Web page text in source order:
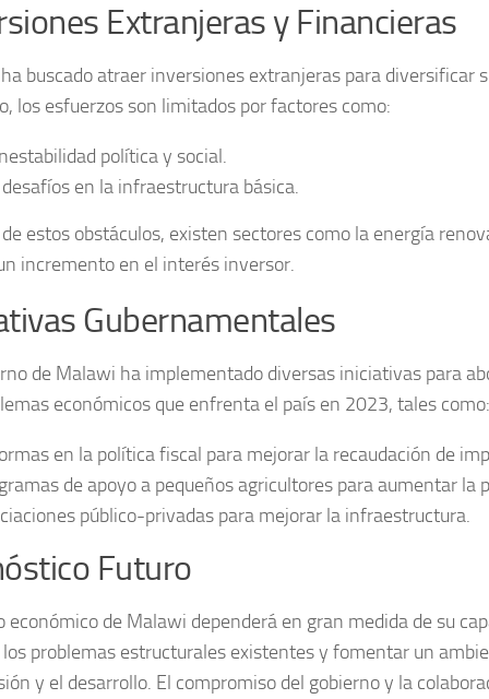
Extranjeras y Financieras
buscado atraer inversiones extranjeras para diversificar
los esfuerzos son limitados por factores como:
política y social.
en la infraestructura básica.
estos obstáculos, existen sectores como la energía
incremento en el interés inversor.
Gubernamentales
de Malawi ha implementado diversas iniciativas para
económicos que enfrenta el país en 2023, tales como:
en la política fiscal para mejorar la recaudación de
de apoyo a pequeños agricultores para aumentar la
público-privadas para mejorar la infraestructura.
Futuro
económico de Malawi dependerá en gran medida de su
problemas estructurales existentes y fomentar un
y el desarrollo. El compromiso del gobierno y la